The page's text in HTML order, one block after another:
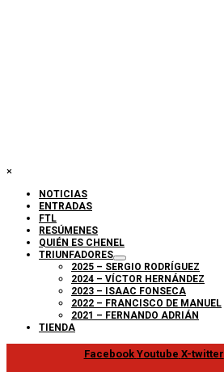
×
NOTICIAS
ENTRADAS
FTL
RESÚMENES
QUIÉN ES CHENEL
TRIUNFADORES
2025 – SERGIO RODRÍGUEZ
2024 – VÍCTOR HERNÁNDEZ
2023 – ISAAC FONSECA
2022 – FRANCISCO DE MANUEL
2021 – FERNANDO ADRIÁN
TIENDA
Facebook Youtube X-twitter